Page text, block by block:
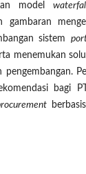
model
gambaran
sistem
menemukan
bagi